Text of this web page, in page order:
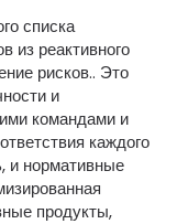
списка
из реактивного
рисков.. Это
и
командами и
каждого
и нормативные
продукты,